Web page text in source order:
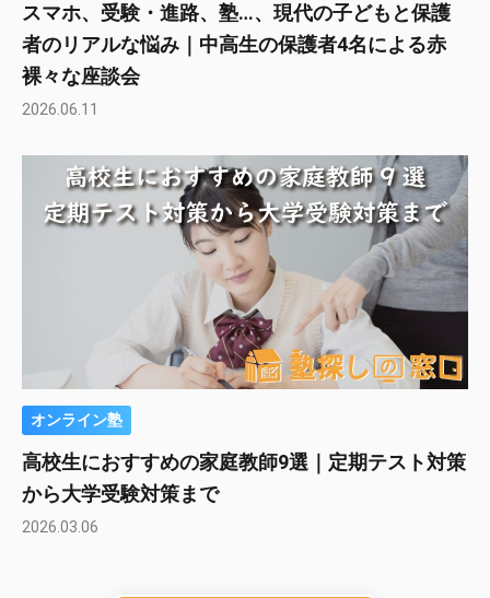
スマホ、受験・進路、塾…、現代の子どもと保護
者のリアルな悩み｜中高生の保護者4名による赤
裸々な座談会
2026.06.11
オンライン塾
高校生におすすめの家庭教師9選｜定期テスト対策
から大学受験対策まで
2026.03.06